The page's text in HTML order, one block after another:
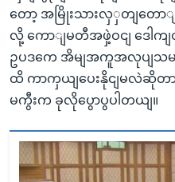
တော့ အမြိုးသားလှှတျတော
လို့ ကောျမတီအဖှဲ့ဝငျ ဒေါကျ
ဥပဒကေ အိမျအကူအလုပျသ
ထိ ကာကှယျပေးနိုငျမလဲဆိုတာ
မကွီးက ခုလိုပွောပွပါတယျ။